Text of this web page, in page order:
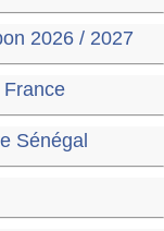
2026 / 2027
Sénégal